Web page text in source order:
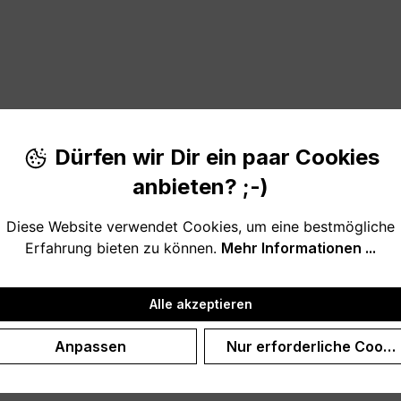
Lustiges Poster mit einer Umschreibung für die
deine Gäste zum Schmunzeln mit diesem
Dürfen wir Dir ein paar Cookies
anbieten? ;-)
Diese Website verwendet Cookies, um eine bestmögliche
Erfahrung bieten zu können. Mehr Informationen ...
Alle akzeptieren
Anpassen Nur erforderliche